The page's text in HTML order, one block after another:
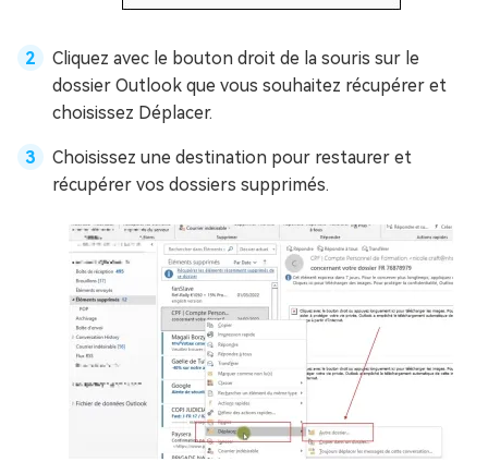
Cliquez avec le bouton droit de la souris sur le
dossier Outlook que vous souhaitez récupérer et
choisissez Déplacer.
Choisissez une destination pour restaurer et
récupérer vos dossiers supprimés.